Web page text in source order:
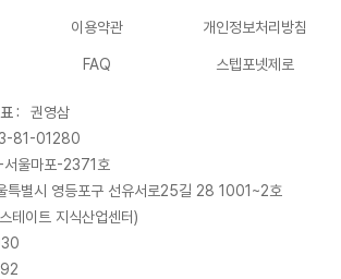
이용약관 개인정보처리방침
FAQ 스텝포넷제로
:
권영삼
81-01280
울마포-2371호
특별시 영등포구 선유서로25길 28 1001~2호
테이트 지식산업센터)